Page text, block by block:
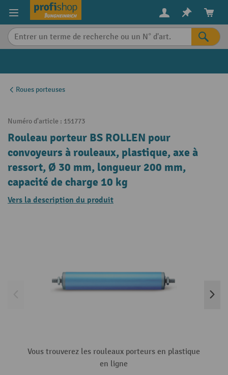
content
Roues porteuses
Numéro d'article : 151773
Rouleau porteur BS ROLLEN pour
convoyeurs à rouleaux, plastique, axe à
ressort, Ø 30 mm, longueur 200 mm,
capacité de charge 10 kg
Vers la description du produit
Vous trouverez les rouleaux porteurs en plastique
en ligne